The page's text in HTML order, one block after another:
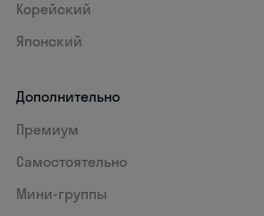
Корейский
Японский
Дополнительно
Премиум
Самостоятельно
Мини-группы